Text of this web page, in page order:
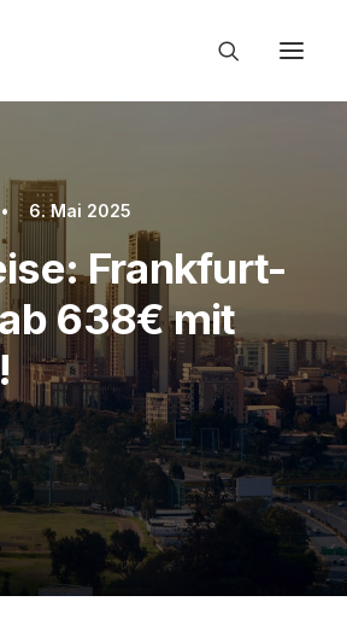
• 6. Mai 2025
Frankfurt-
638€ mit